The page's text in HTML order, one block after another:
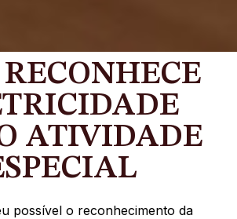
ATIVIDADE
possível o reconhecimento da